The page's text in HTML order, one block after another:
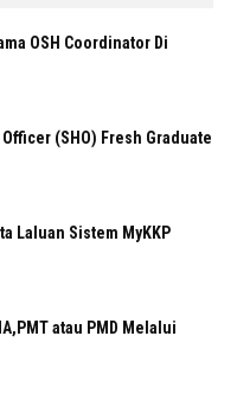
OSH Coordinator Di
(SHO) Fresh Graduate
Laluan Sistem MyKKP
atau PMD Melalui